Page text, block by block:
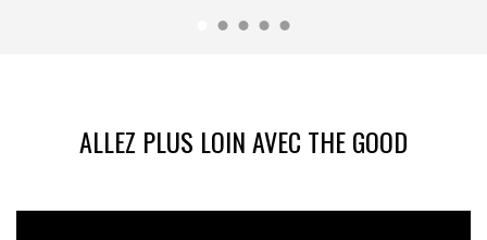
ALLEZ PLUS LOIN AVEC THE GOOD